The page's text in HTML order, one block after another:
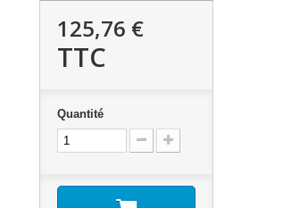
125,76 €
TTC
Quantité